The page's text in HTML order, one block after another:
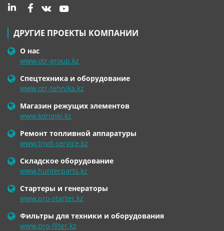
ДРУГИЕ ПРОЕКТЫ КОМПАНИИ
О нас
www.otr-group.kz
Спецтехника и оборудование
www.otr-tehnika.kz
Магазин режущих элементов
www.koronki.kz
Ремонт топливной аппаратуры
www.tnvd-service.kz
Складское оборудование
www.hunterparts.kz
Стартеры и генераторы
www.pro-starter.kz
Фильтры для техники и оборудования
www.pro-filter.kz